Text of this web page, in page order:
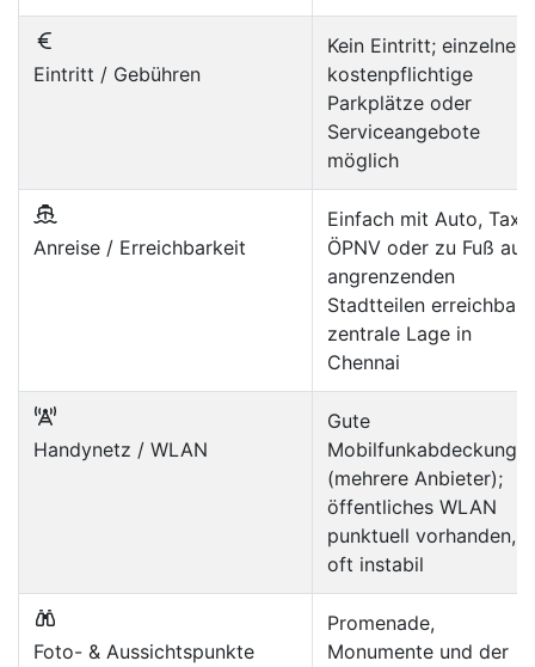
Eintritt / Gebühren
Kein Eintritt; einzelne
kostenpflichtige
Parkplätze oder
Serviceangebote
möglich
Anreise / Erreichbarkeit
Einfach mit Auto, Taxi,
ÖPNV oder zu Fuß aus
angrenzenden
Stadtteilen erreichbar;
zentrale Lage in
Chennai
Handynetz / WLAN
Gute
Mobilfunkabdeckung
(mehrere Anbieter);
öffentliches WLAN
punktuell vorhanden,
oft instabil
Foto- & Aussichtspunkte
Promenade,
Monumente und der